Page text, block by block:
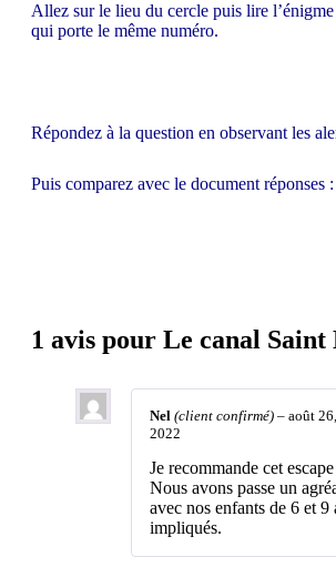
Allez sur le lieu du cercle puis lire
qui porte le même numéro.
Répondez à la question en observant les
Puis comparez avec le document réponses :
1 avis pour Le canal
Nel (client confirmé) – août 26,
2022
Je recommande cet
Nous avons passe un
avec nos enfants de 6 et 9
impliqués.